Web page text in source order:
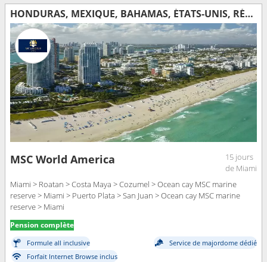
HONDURAS, MEXIQUE, BAHAMAS, ÉTATS-UNIS, RÉPUBLIQUE DOMINICAINE, PORTO RICO
MSC World America
15 jours
de Miami
Miami > Roatan > Costa Maya > Cozumel > Ocean cay MSC marine
reserve > Miami > Puerto Plata > San Juan > Ocean cay MSC marine
reserve > Miami
Pension complète
Formule all inclusive
Service de majordome dédié
Forfait Internet Browse inclus